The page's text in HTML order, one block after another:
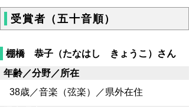
受賞者（五十音順）
棚橋 恭子（たなはし きょうこ）さん
年齢／分野／所在
38歳／音楽（弦楽）／県外在住